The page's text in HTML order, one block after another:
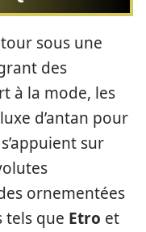
sous une
des
à la mode, les
d’antan pour
sur
ornementées
tels que Etro et